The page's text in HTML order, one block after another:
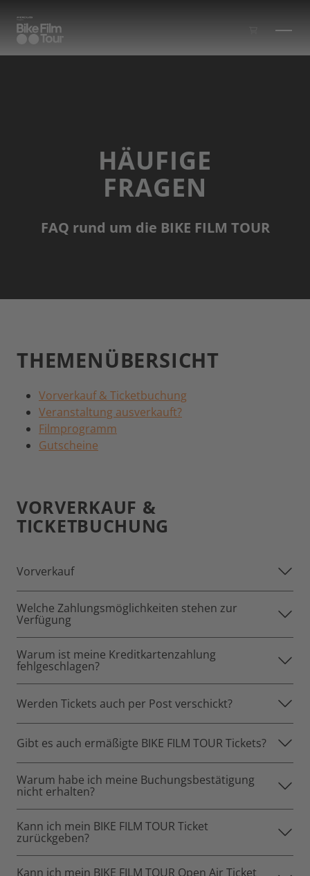
HÄUFIGE
FRAGEN
FAQ rund um die BIKE FILM TOUR
THEMENÜBERSICHT
Vorverkauf & Ticketbuchung
Veranstaltung ausverkauft?
Filmprogramm
Gutscheine
VORVERKAUF &
TICKETBUCHUNG
Vorverkauf
Welche Zahlungsmöglichkeiten stehen zur
Verfügung
Warum ist meine Kreditkartenzahlung
fehlgeschlagen?
Werden Tickets auch per Post verschickt?
Gibt es auch ermäßigte BIKE FILM TOUR Tickets?
Warum habe ich meine Buchungsbestätigung
nicht erhalten?
Kann ich mein BIKE FILM TOUR Ticket
zurückgeben?
Kann ich mein BIKE FILM TOUR Open Air Ticket